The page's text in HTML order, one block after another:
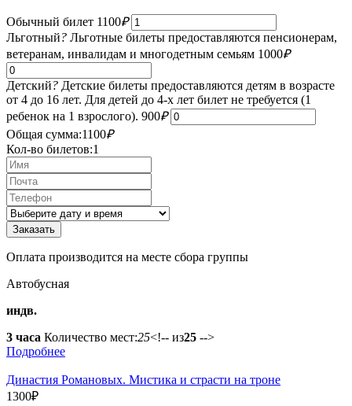
Обычный билет 1100₽
Льготный? Льготные билеты предоставляются пенсионерам,
ветеранам, инвалидам и многодетным семьям 1000₽
Детский? Детские билеты предоставляются детям в возрасте
от 4 до 16 лет. Для детей до 4-х лет билет не требуется (1
ребенок на 1 взрослого). 900₽
Общая сумма:1100₽
Кол-во билетов:1
Оплата производится на месте сбора группы
Автобусная
индв.
3 часа Количество мест:25<!-- из25 -->
Подробнее
Династия Романовых. Мистика и страсти на троне
1300₽